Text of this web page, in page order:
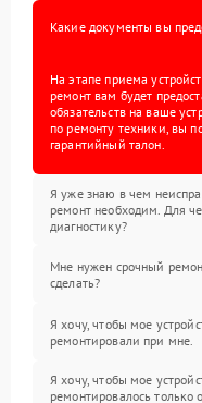
Какие документы вы
На этапе приема
ремонт вам будет
обязательств на ваше
по ремонту техники, вы
гарантийный талон.
Я уже знаю в чем
ремонт необходим. Для
диагностику?
Мне нужен срочный
сделать?
Я хочу, чтобы мое
ремонтировали при мне.
Я хочу, чтобы мое
ремонтировалось только